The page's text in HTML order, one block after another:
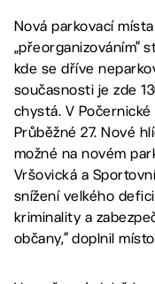
Nová parkovací
„přeorganizováním“
kde se dříve
současnosti je zde
chystá. V Počernické
Průběžné 27. Nové
možné na novém
Vršovická a
snížení velkého
kriminality a
občany,“ doplnil